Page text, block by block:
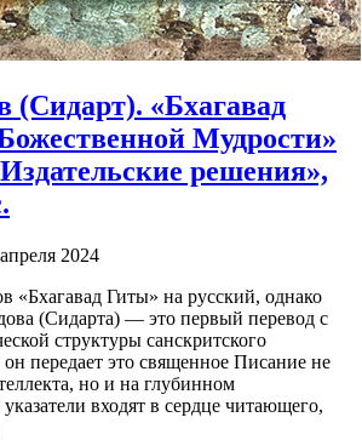
(Сидарт). «Бхагавад
Мудрости»
решения»,
2024
«Бхагавад Гиты» на русский, однако
(Сидарта) — это первый перевод с
структуры санскритского
передает это священное Писание не
но и на глубинном
входят в сердце читающего,